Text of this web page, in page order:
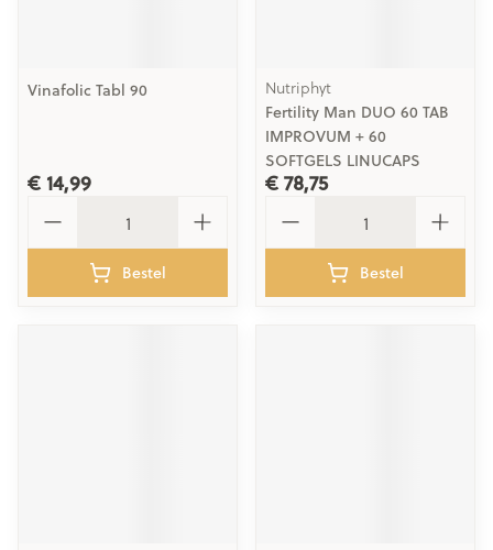
Vinafolic Tabl 90
€ 14,99
Bestel
Nutriphyt
Fertility Man DUO 60 TAB
IMPROVUM + 60
SOFTGELS LINUCAPS
€ 78,75
Bestel